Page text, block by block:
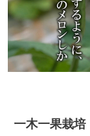
一木一果栽培